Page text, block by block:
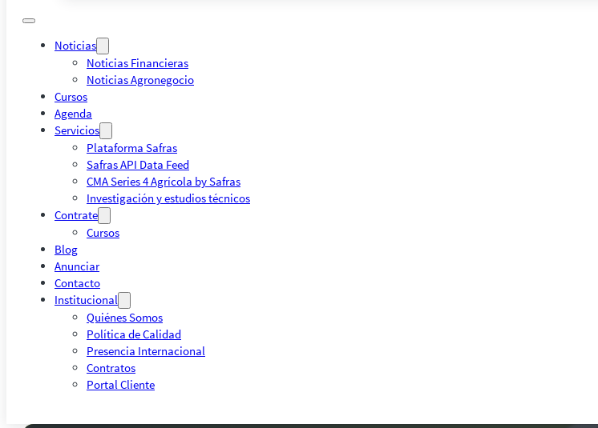
Noticias
Noticias Financieras
Noticias Agronegocio
Cursos
Agenda
Servicios
Plataforma Safras
Safras API Data Feed
CMA Series 4 Agrícola by Safras
Investigación y estudios técnicos
Contrate
Cursos
Blog
Anunciar
Contacto
Institucional
Quiénes Somos
Política de Calidad
Presencia Internacional
Contratos
Portal Cliente